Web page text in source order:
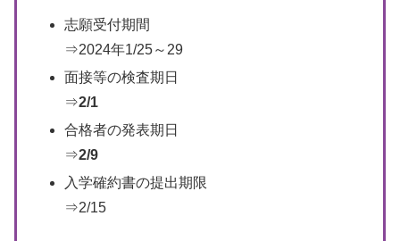
志願受付期間
⇒2024年1/25～29
面接等の検査期日
⇒2/1
合格者の発表期日
⇒2/9
入学確約書の提出期限
⇒2/15